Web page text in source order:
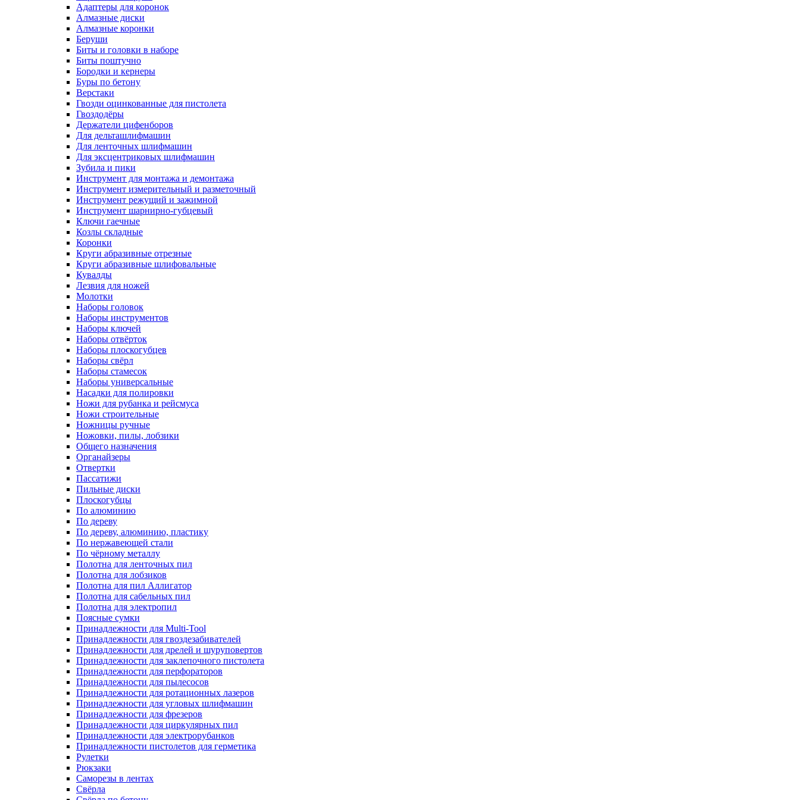
Адаптеры для коронок
Алмазные диски
Алмазные коронки
Беруши
Биты и головки в наборе
Биты поштучно
Бородки и кернеры
Буры по бетону
Верстаки
Гвозди оцинкованные для пистолета
Гвоздодёры
Держатели цифенборов
Для дельташлифмашин
Для ленточных шлифмашин
Для эксцентриковых шлифмашин
Зубила и пики
Инструмент для монтажа и демонтажа
Инструмент измерительный и разметочный
Инструмент режущий и зажимной
Инструмент шарнирно-губцевый
Ключи гаечные
Козлы складные
Коронки
Круги абразивные отрезные
Круги абразивные шлифовальные
Кувалды
Лезвия для ножей
Молотки
Наборы головок
Наборы инструментов
Наборы ключей
Наборы отвёрток
Наборы плоскогубцев
Наборы свёрл
Наборы стамесок
Наборы универсальные
Насадки для полировки
Ножи для рубанка и рейсмуса
Ножи строительные
Ножницы ручные
Ножовки, пилы, лобзики
Общего назначения
Органайзеры
Отвертки
Пассатижи
Пильные диски
Плоскогубцы
По алюминию
По дереву
По дереву, алюминию, пластику
По нержавеющей стали
По чёрному металлу
Полотна для ленточных пил
Полотна для лобзиков
Полотна для пил Аллигатор
Полотна для сабельных пил
Полотна для электропил
Поясные сумки
Принадлежности для Multi-Tool
Принадлежности для гвоздезабивателей
Принадлежности для дрелей и шуруповертов
Принадлежности для заклепочного пистолета
Принадлежности для перфораторов
Принадлежности для пылесосов
Принадлежности для ротационных лазеров
Принадлежности для угловых шлифмашин
Принадлежности для фрезеров
Принадлежности для циркулярных пил
Принадлежности для электрорубанков
Принадлежности пистолетов для герметика
Рулетки
Рюкзаки
Саморезы в лентах
Свёрла